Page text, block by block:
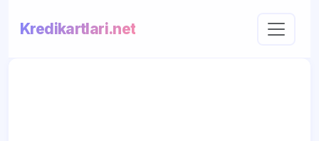
Kredikartlari.net